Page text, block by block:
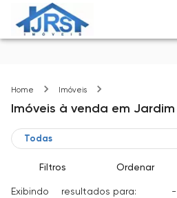
Home Imóveis
Imóveis à venda em
Filtros Ordenar
Exibindo resultados para: -